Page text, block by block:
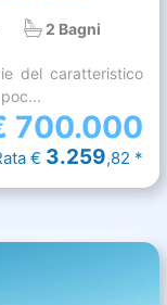
2 Bagni
del caratteristico
700.000
€ 3.259,82 *